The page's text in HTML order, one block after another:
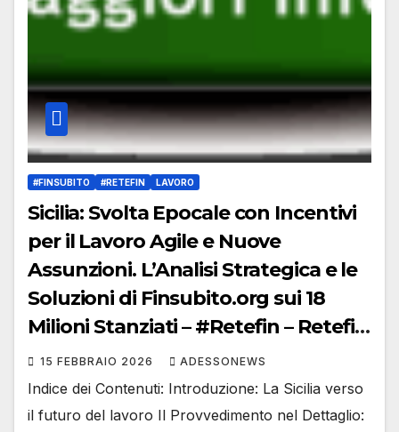
#FINSUBITO #RETEFIN LAVORO
Sicilia: Svolta Epocale con Incentivi
per il Lavoro Agile e Nuove
Assunzioni. L’Analisi Strategica e le
Soluzioni di Finsubito.org sui 18
Milioni Stanziati – #Retefin – Retefin
– #Finsubito – Finsubito –
#Adessonews – #Adessonews –
#Finsubito – Adessonews
15 FEBBRAIO 2026 ADESSONEWS
Indice dei Contenuti: Introduzione: La Sicilia verso
il futuro del lavoro Il Provvedimento nel Dettaglio: